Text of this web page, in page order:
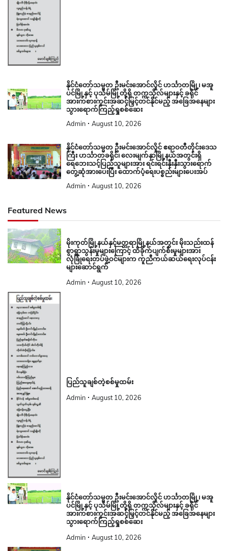
နိုင်ငံတော်သမ္မတ ဦးမင်းအောင်လှိုင် ဟင်္သာတမြို့၊ မအူ
ပင်မြို့နှင့် ပုသိမ်မြို့တို့ရှိ တက္ကသိုလ်များနှင့် ခရိုင်
အားကစားကွင်းအဆင့်မြှင့်တင်နိုင်မည့် အခြေအနေများ
သွားရောက်ကြည့်ရှုစစ်ဆေး
Admin August 10, 2026
နိုင်ငံတော်သမ္မတ ဦးမင်းအောင်လှိုင် ဧရာဝတီတိုင်းဒေသ
ကြီး ဟင်္သာတခရိုင်၊ လေးမျက်နှာမြို့နယ်အတွင်းရှိ
ရေဘေးသင့်ပြည်သူများအား ရင်းရင်းနှီးနှီးသွားရောက်
တွေ့ဆုံအားပေးပြီး ထောက်ပံ့ရေးပစ္စည်းများပေးအပ်
Admin August 10, 2026
Featured News
မိုးကုတ်မြို့နယ်နှင့်မတ္တရာမြို့နယ်အတွင်း မိုးသည်းထန်
စွာရွာသွန်းမှုများကြောင့် ထိခိုက်ပျက်စီးမှုများအား
လုံခြုံရေးတပ်ဖွဲ့ဝင်များက ကူညီကယ်ဆယ်ရေးလုပ်ငန်း
များဆောင်ရွက်
Admin August 10, 2026
ပြည်သူချစ်တဲ့စစ်မှုထမ်း
Admin August 10, 2026
နိုင်ငံတော်သမ္မတ ဦးမင်းအောင်လှိုင် ဟင်္သာတမြို့၊ မအူ
ပင်မြို့နှင့် ပုသိမ်မြို့တို့ရှိ တက္ကသိုလ်များနှင့် ခရိုင်
အားကစားကွင်းအဆင့်မြှင့်တင်နိုင်မည့် အခြေအနေများ
သွားရောက်ကြည့်ရှုစစ်ဆေး
Admin August 10, 2026